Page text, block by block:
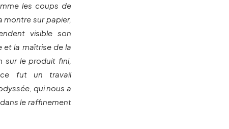
les coups de
sur papier,
visible son
la maîtrise de la
sur le produit fini,
ce fut un travail
qui nous a
le raffinement